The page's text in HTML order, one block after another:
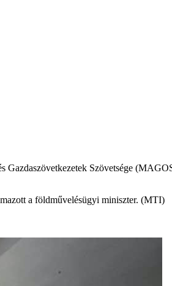
Szövetsége
a földművelésügyi miniszter. (MTI)